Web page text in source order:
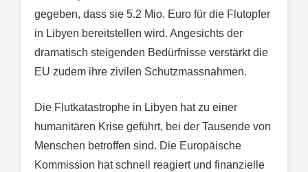
gegeben, dass sie 5.2 Mio. Euro für die Flutopfer
in Libyen bereitstellen wird. Angesichts der
dramatisch steigenden Bedürfnisse verstärkt die
EU zudem ihre zivilen Schutzmassnahmen.
Die Flutkatastrophe in Libyen hat zu einer
humanitären Krise geführt, bei der Tausende von
Menschen betroffen sind. Die Europäische
Kommission hat schnell reagiert und finanzielle